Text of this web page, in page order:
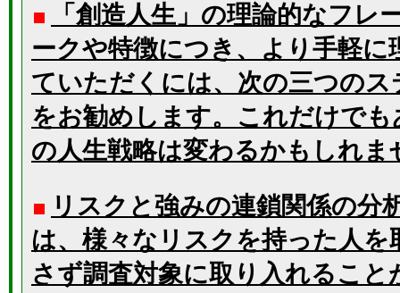
「創造人生」の理論的なフレ
ークや特徴につき、より手軽に
ていただくには、次の三つのス
をお勧めします。これだけでも
の人生戦略は変わるかもしれま
リスクと強みの連鎖関係の分
は、様々なリスクを持った人を
さず調査対象に取り入れること